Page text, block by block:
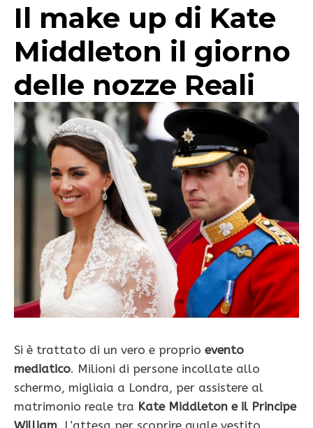
Il make up di Kate
Middleton il giorno
delle nozze Reali
Si è trattato di un vero e proprio evento
mediatico. Milioni di persone incollate allo
schermo, migliaia a Londra, per assistere al
matrimonio reale tra Kate Middleton e il Principe